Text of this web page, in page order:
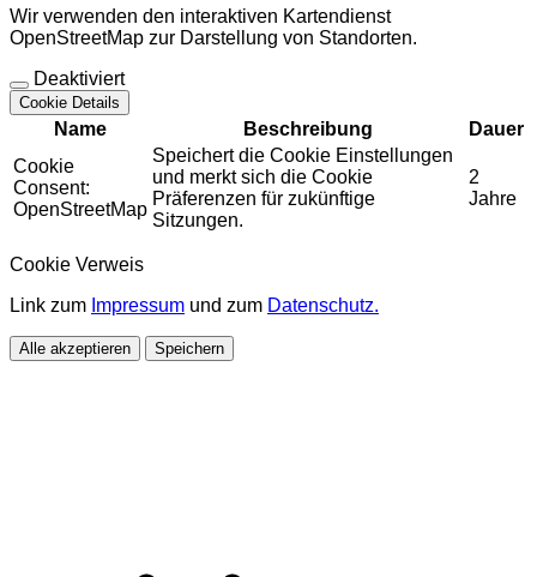
Wir verwenden den interaktiven Kartendienst
OpenStreetMap zur Darstellung von Standorten.
Deaktiviert
Cookie Details
Name Beschreibung
Dauer
Cookie
Consent:
OpenStreetMap
Speichert die Cookie Einstellungen
und merkt sich die Cookie
Präferenzen für zukünftige
Sitzungen.
2
Jahre
Cookie Verweis
Link zum Impressum und zum Datenschutz.
Alle akzeptieren Speichern